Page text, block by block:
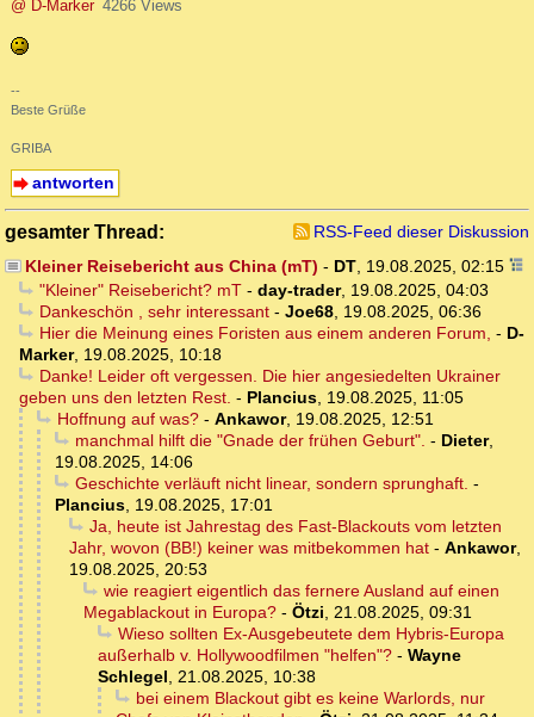
@ D-Marker 4266 Views
--
Beste Grüße
GRIBA
antworten
gesamter Thread:
RSS-Feed dieser Diskussion
Kleiner Reisebericht aus China (mT) - DT, 19.08.2025, 02:15
"Kleiner" Reisebericht? mT- day-trader, 19.08.2025, 04:03
Dankeschön , sehr interessant- Joe68, 19.08.2025, 06:36
Hier die Meinung eines Foristen aus einem anderen Forum, - D-
Marker, 19.08.2025, 10:18
Danke! Leider oft vergessen. Die hier angesiedelten Ukrainer
geben uns den letzten Rest. - Plancius, 19.08.2025, 11:05
Hoffnung auf was?- Ankawor, 19.08.2025, 12:51
manchmal hilft die "Gnade der frühen Geburt". - Dieter,
19.08.2025, 14:06
Geschichte verläuft nicht linear, sondern sprunghaft. -
Plancius, 19.08.2025, 17:01
Ja, heute ist Jahrestag des Fast-Blackouts vom letzten
Jahr, wovon (BB!) keiner was mitbekommen hat - Ankawor,
19.08.2025, 20:53
wie reagiert eigentlich das fernere Ausland auf einen
Megablackout in Europa? - Ötzi, 21.08.2025, 09:31
Wieso sollten Ex-Ausgebeutete dem Hybris-Europa
außerhalb v. Hollywoodfilmen "helfen"? - Wayne
Schlegel, 21.08.2025, 10:38
bei einem Blackout gibt es keine Warlords, nur